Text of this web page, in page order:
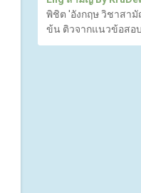
พิชิต 'อังกฤษ วิชาสามั
ข้น ติวจากแนวข้อสอ